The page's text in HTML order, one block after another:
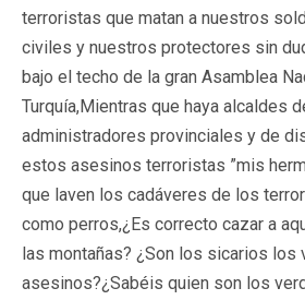
terroristas que matan a nuestros
civiles y nuestros protectores sin
bajo el techo de la gran Asamblea
Turquía,Mientras que haya alcaldes
administradores provinciales y de
estos asesinos terroristas ”mis
que laven los cadáveres de los
como perros,¿Es correcto cazar a
las montañas? ¿Son los sicarios los
asesinos?¿Sabéis quien son los